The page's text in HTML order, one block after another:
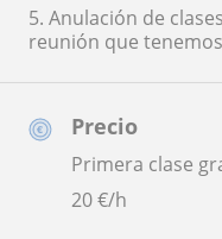
Precio
Primera clase
20€/h
5. Anulación de
reunión que